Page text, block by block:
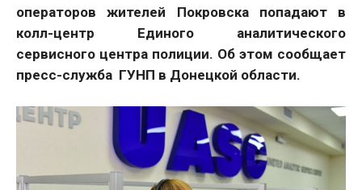
операторов жителей Покровска попадают в
колл-центр Единого аналитического
сервисного центра полиции. Об этом сообщает
пресс-служба ГУНП в Донецкой области.